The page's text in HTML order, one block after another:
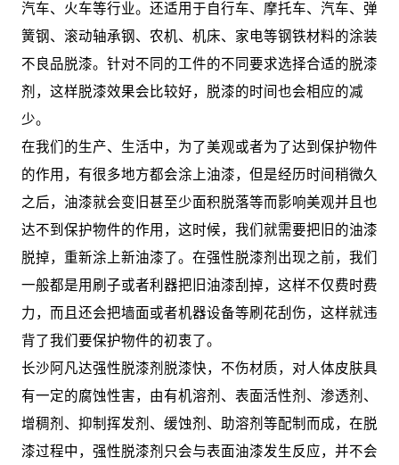
汽车、火车等行业。还适用于自行车、摩托车、汽车、弹
簧钢、滚动轴承钢、农机、机床、家电等钢铁材料的涂装
不良品脱漆。针对不同的工件的不同要求选择合适的脱漆
剂，这样脱漆效果会比较好，脱漆的时间也会相应的减
少。
在我们的生产、生活中，为了美观或者为了达到保护物件
的作用，有很多地方都会涂上油漆，但是经历时间稍微久
之后，油漆就会变旧甚至少面积脱落等而影响美观并且也
达不到保护物件的作用，这时候，我们就需要把旧的油漆
脱掉，重新涂上新油漆了。在强性脱漆剂出现之前，我们
一般都是用刷子或者利器把旧油漆刮掉，这样不仅费时费
力，而且还会把墙面或者机器设备等刷花刮伤，这样就违
背了我们要保护物件的初衷了。
长沙阿凡达强性脱漆剂脱漆快，不伤材质，对人体皮肤具
有一定的腐蚀性害，由有机溶剂、表面活性剂、渗透剂、
增稠剂、抑制挥发剂、缓蚀剂、助溶剂等配制而成，在脱
漆过程中，强性脱漆剂只会与表面油漆发生反应，并不会